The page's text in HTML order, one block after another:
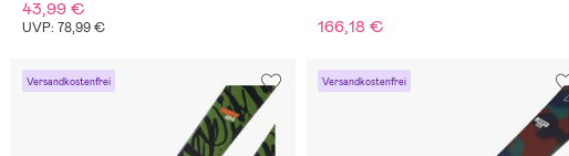
43,99 €
UVP: 78,99 € 166,18 €
Versandkostenfrei Versandkostenfrei